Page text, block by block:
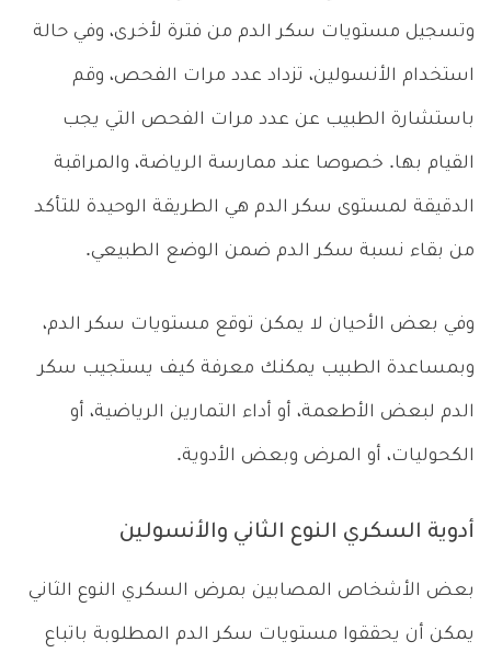
وتسجيل مستويات سكر الدم من فترة لأخرى، وفي حالة
استخدام الأنسولين، تزداد عدد مرات الفحص، وقم
باستشارة الطبيب عن عدد مرات الفحص التي يجب
القيام بها. خصوصا عند ممارسة الرياضة، والمراقبة
الدقيقة لمستوى سكر الدم هي الطريقة الوحيدة للتأكد
من بقاء نسبة سكر الدم ضمن الوضع الطبيعي.
وفي بعض الأحيان لا يمكن توقع مستويات سكر الدم،
وبمساعدة الطبيب يمكنك معرفة كيف يستجيب سكر
الدم لبعض الأطعمة، أو أداء التمارين الرياضية، أو
الكحوليات، أو المرض وبعض الأدوية.
أدوية السكري النوع الثاني والأنسولين
بعض الأشخاص المصابين بمرض السكري النوع الثاني
يمكن أن يحققوا مستويات سكر الدم المطلوبة باتباع